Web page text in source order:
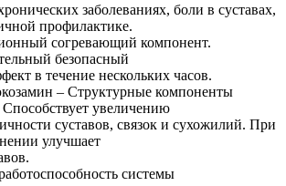
заболеваниях, боли в суставах,
профилактике.
согревающий компонент.
безопасный
в течение нескольких часов.
– Структурные компоненты
увеличению
суставов, связок и сухожилий. При
улучшает
системы